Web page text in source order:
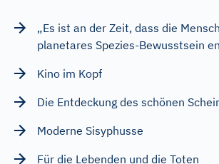
„Es ist an der Zeit, dass die
planetares Spezies-Bewusstsein
Kino im Kopf
Die Entdeckung des schönen
Moderne Sisyphusse
Für die Lebenden und die Toten